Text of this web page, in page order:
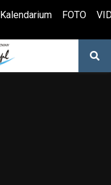
Kalendarium FOTO